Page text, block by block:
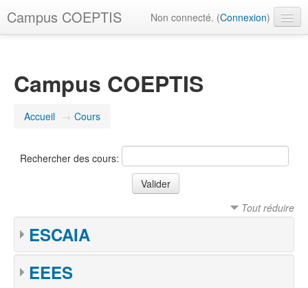
Campus COEPTIS Non connecté. (Connexion)
Français ‎(fr)‎
Campus COEPTIS
Accueil → Cours
Rechercher des cours:
Tout réduire
ESCAIA
EEES